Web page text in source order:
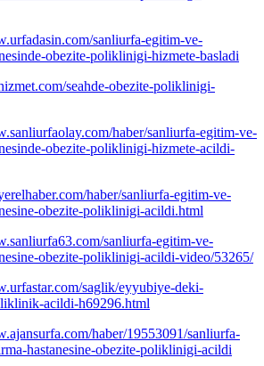
sanliurfa-egitim-ve-
obezite-poliklinigi-hizmete-basladi
seahde-obezite-poliklinigi-
haber/sanliurfa-egitim-ve-
obezite-poliklinigi-hizmete-acildi-
haber/sanliurfa-egitim-ve-
obezite-poliklinigi-acildi.html
sanliurfa-egitim-ve-
obezite-poliklinigi-acildi-video/53265/
saglik/eyyubiye-deki-
acildi-h69296.html
haber/19553091/sanliurfa-
hastanesine-obezite-poliklinigi-acildi